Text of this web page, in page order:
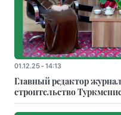
01.12.25 - 14:13
Главный редактор
строительство